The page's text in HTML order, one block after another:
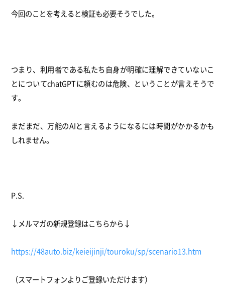
今回のことを考えると検証も必要そうでした。
つまり、利用者である私たち自身が明確に理解できていないこ
とについてchatGPTに頼むのは危険、ということが言えそうで
す。
まだまだ、万能のAIと言えるようになるには時間がかかるかも
しれません。
P.S.
↓メルマガの新規登録はこちらから↓
https://48auto.biz/keieijinji/touroku/sp/scenario13.htm
（スマートフォンよりご登録いただけます）